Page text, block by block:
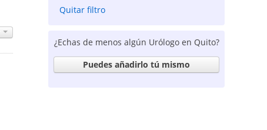
Quitar filtro
¿Echas de menos algún Urólogo en Quito?
Puedes añadirlo tú mismo